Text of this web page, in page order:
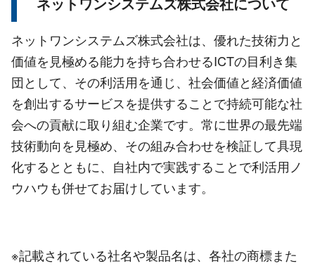
ネットワンシステムズ株式会社について
ネットワンシステムズ株式会社は、優れた技術力と
価値を見極める能力を持ち合わせるICTの目利き集
団として、その利活用を通じ、社会価値と経済価値
を創出するサービスを提供することで持続可能な社
会への貢献に取り組む企業です。常に世界の最先端
技術動向を見極め、その組み合わせを検証して具現
化するとともに、自社内で実践することで利活用ノ
ウハウも併せてお届けしています。
※記載されている社名や製品名は、各社の商標また